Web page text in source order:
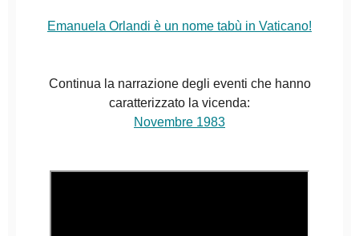
Emanuela Orlandi è un nome tabù in Vaticano!
Continua la narrazione degli eventi che hanno
caratterizzato la vicenda:
Novembre 1983